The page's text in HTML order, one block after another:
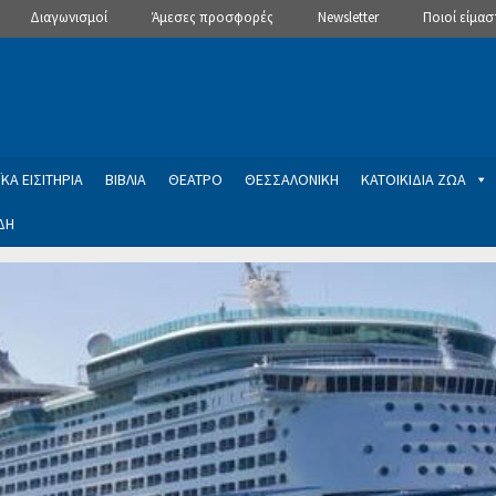
Διαγωνισμοί Άμεσες προσφορές Newsletter Ποιοί
ΕΙΣΙΤΗΡΙΑ ΒΙΒΛΙΑ ΘΕΑΤΡΟ ΘΕΣΣΑΛΟΝΙΚΗ ΚΑΤΟΙΚΙΔΙΑ ΖΩΑ
Newsletter
εγγραφής στο Newsletter του Dealistas.grΕπικοινωνία